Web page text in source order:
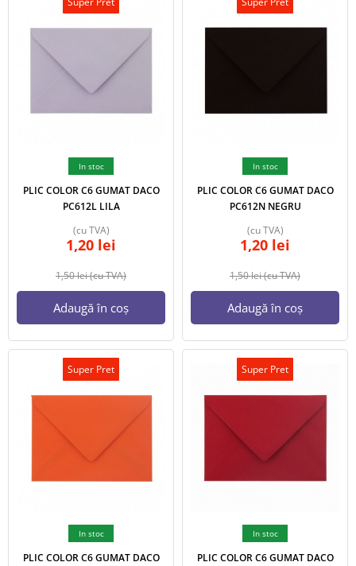
In stoc
PLIC COLOR C6 GUMAT DACO
PC612L LILA
1,50lei(cu TVA)
1,20 lei
(cu TVA)
Adaugă în coș
In stoc
PLIC COLOR C6 GUMAT DACO
PC612N NEGRU
1,50lei(cu TVA)
1,20 lei
(cu TVA)
Adaugă în coș
Super Pret
In stoc
PLIC COLOR C6 GUMAT DACO
Super Pret
In stoc
PLIC COLOR C6 GUMAT DACO